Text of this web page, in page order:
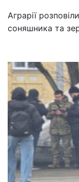
Аграрії
соняшника та